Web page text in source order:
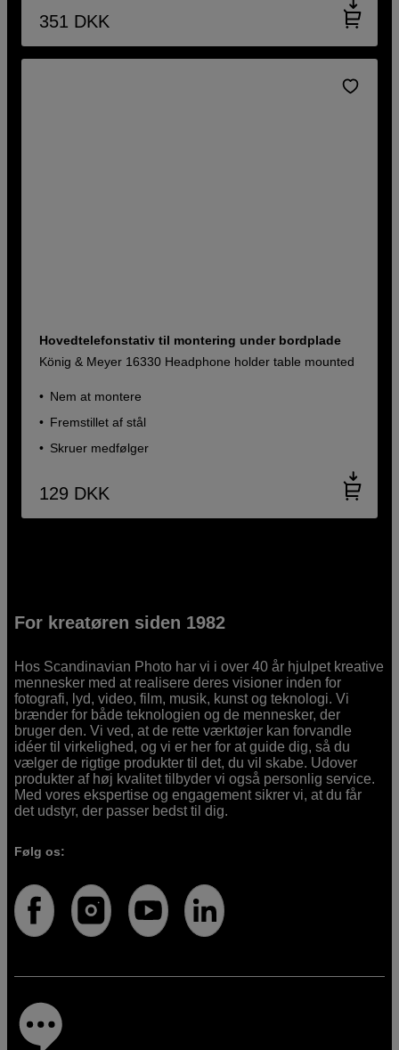
351 DKK
Hovedtelefonstativ til montering under bordplade
König & Meyer 16330 Headphone holder table mounted
Nem at montere
Fremstillet af stål
Skruer medfølger
129 DKK
For kreatøren siden 1982
Hos Scandinavian Photo har vi i over 40 år hjulpet kreative
mennesker med at realisere deres visioner inden for
fotografi, lyd, video, film, musik, kunst og teknologi. Vi
brænder for både teknologien og de mennesker, der
bruger den. Vi ved, at de rette værktøjer kan forvandle
idéer til virkelighed, og vi er her for at guide dig, så du
vælger de rigtige produkter til det, du vil skabe. Udover
produkter af høj kvalitet tilbyder vi også personlig service.
Med vores ekspertise og engagement sikrer vi, at du får
det udstyr, der passer bedst til dig.
Følg os: